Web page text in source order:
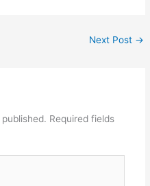
Next Post →
Required fields